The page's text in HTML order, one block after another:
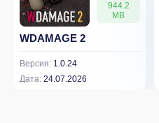
944.2
MB
WDAMAGE 2
Версия: 1.0.24
Дата: 24.07.2026